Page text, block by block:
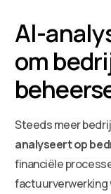
AI-
om
Steeds meer
analyseert op
financiële
factuurverwerking